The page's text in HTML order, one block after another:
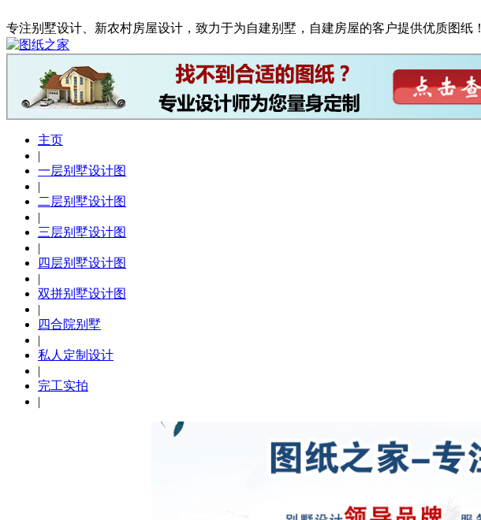
专注别墅设计、新农村房屋设计，致力于为自建别墅，自建房屋的客户提供优质图纸！
主页
|
一层别墅设计图
|
二层别墅设计图
|
三层别墅设计图
|
四层别墅设计图
|
双拼别墅设计图
|
四合院别墅
|
私人定制设计
|
完工实拍
|